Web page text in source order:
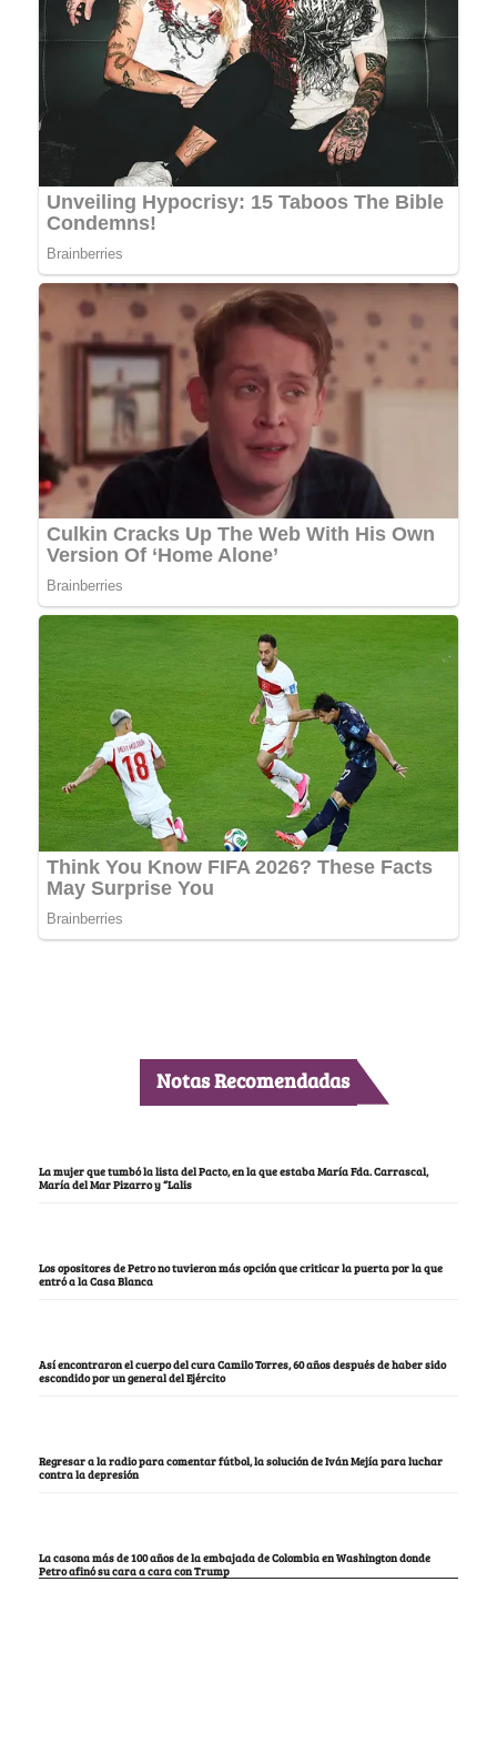
Notas Recomendadas
La mujer que tumbó la lista del Pacto, en la que estaba María Fda. Carrascal,
María del Mar Pizarro y “Lalis
Los opositores de Petro no tuvieron más opción que criticar la puerta por la que
entró a la Casa Blanca
Así encontraron el cuerpo del cura Camilo Torres, 60 años después de haber sido
escondido por un general del Ejército
Regresar a la radio para comentar fútbol, la solución de Iván Mejía para luchar
contra la depresión
La casona más de 100 años de la embajada de Colombia en Washington donde
Petro afinó su cara a cara con Trump